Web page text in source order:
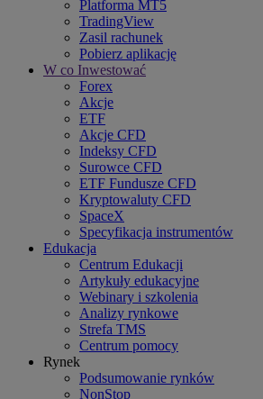
Platforma MT5
TradingView
Zasil rachunek
Pobierz aplikację
W co Inwestować
Forex
Akcje
ETF
Akcje CFD
Indeksy CFD
Surowce CFD
ETF Fundusze CFD
Kryptowaluty CFD
SpaceX
Specyfikacja instrumentów
Edukacja
Centrum Edukacji
Artykuły edukacyjne
Webinary i szkolenia
Analizy rynkowe
Strefa TMS
Centrum pomocy
Rynek
Podsumowanie rynków
NonStop